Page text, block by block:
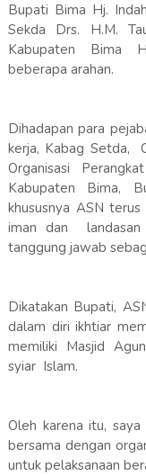
Bupati Bima Hj.
Sekda Drs. H.M.
Kabupaten Bima
beberapa arahan.
Dihadapan para
kerja, Kabag Setda,
Organisasi
Kabupaten Bima,
khususnya ASN
iman dan landasan
tanggung jawab
Dikatakan Bupati,
dalam diri ikhtiar
memiliki Masjid
syiar Islam.
Oleh karena itu,
bersama dengan
untuk pelaksanaan